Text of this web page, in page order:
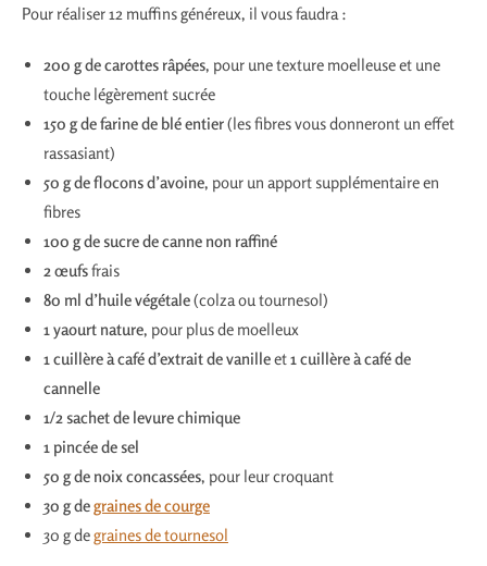
Pour réaliser 12 muffins généreux, il vous faudra :
200 g de carottes râpées, pour une texture moelleuse et une
touche légèrement sucrée
150 g de farine de blé entier(les fibres vous donneront un effet
rassasiant)
50 g de flocons d’avoine, pour un apport supplémentaire en
fibres
100 g de sucre de canne non raffiné
2 œufsfrais
80 ml d’huile végétale(colza ou tournesol)
1 yaourt nature, pour plus de moelleux
1 cuillère à café d’extrait de vanilleet1 cuillère à café de
cannelle
1/2 sachet de levure chimique
1 pincée de sel
50 g de noix concassées, pour leur croquant
30 g degraines de courge
30 g degraines de tournesol